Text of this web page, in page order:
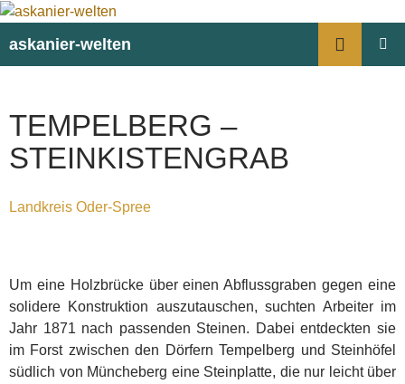
askanier-welten
TEMPELBERG –
STEINKISTENGRAB
Landkreis Oder-Spree
Um eine Holzbrücke über einen Abflussgraben gegen eine
solidere Konstruktion auszutauschen, suchten Arbeiter im
Jahr 1871 nach passenden Steinen. Dabei entdeckten sie
im Forst zwischen den Dörfern Tempelberg und Steinhöfel
südlich von Müncheberg eine Steinplatte, die nur leicht über